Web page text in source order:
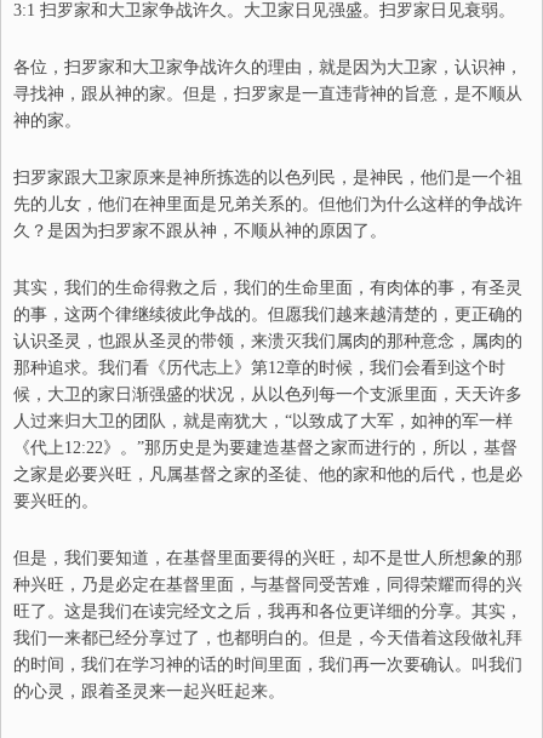
3:1 扫罗家和大卫家争战许久。大卫家日见强盛。扫罗家日见衰弱。
各位，扫罗家和大卫家争战许久的理由，就是因为大卫家，认识神，
寻找神，跟从神的家。但是，扫罗家是一直违背神的旨意，是不顺从
神的家。
扫罗家跟大卫家原来是神所拣选的以色列民，是神民，他们是一个祖
先的儿女，他们在神里面是兄弟关系的。但他们为什么这样的争战许
久？是因为扫罗家不跟从神，不顺从神的原 因 了。
其实，我们的生命得救之后，我们的生命里面，有肉体的事，有圣灵
的事，这两个律继续彼此争战的。但愿我们越来越清楚的，更正确的
认识圣灵，也跟从圣灵的带领，来溃灭我们属肉的那种意念，属肉的
那种追求。我们看《历代志上》第12章的时候，我们会看到这个时
候，大卫的家日渐强盛的状况，从以色列每一个支派里面，天天许多
人过来归大卫的团队，就是南犹大，“以致成了大军，如神的军一样
《代上12:22》。”那历史是为要建造基督之家而进行的，所以，基督
之家是必要兴旺，凡属基督之家的圣徒、他的家和他的后代，也是必
要兴旺的。
但是，我们要知道，在基督里面要得的兴旺，却不是世人所想象的那
种兴旺，乃是必定在基督里面，与基督同受苦难，同得荣耀而得的兴
旺了。这是我们在读完经文之后，我再和各位更详细的分享。其实，
我们一来都已经分享过了，也都明白的。但是，今天借着这段做礼拜
的时间，我们在学习神的话的时间里面，我们再一次要确认。叫我们
的心灵，跟着圣灵来一起兴旺起来。